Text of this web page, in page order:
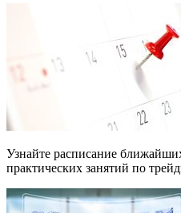
Узнайте расписание
практических занятий по